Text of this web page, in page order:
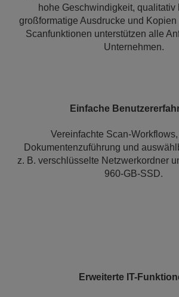
hohe Geschwindigkeit, qualitativ
großformatige Ausdrucke und
Scanfunktionen unterstützen alle
Unternehmen.
Einfache
Vereinfachte Scan-
Dokumentenzuführung und
z. B. verschlüsselte Netzwerkordner
960-GB-SSD.
Erweiterte IT-